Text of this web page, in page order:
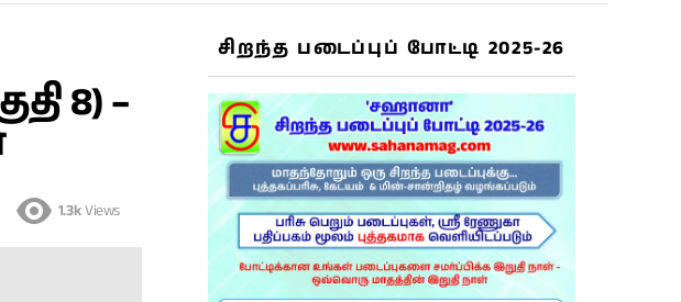
8) –
1.3k Views
சிறந்த படைப்புப் போட்டி 2025-26